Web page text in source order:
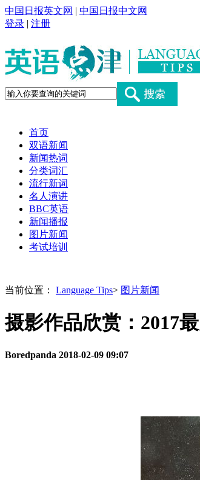
中国日报英文网 | 中国日报中文网
登录 | 注册
首页
双语新闻
新闻热词
分类词汇
流行新词
名人演讲
BBC英语
新闻播报
图片新闻
考试培训
当前位置： Language Tips> 图片新闻
摄影作品欣赏：2017
Boredpanda 2018-02-09 09:07